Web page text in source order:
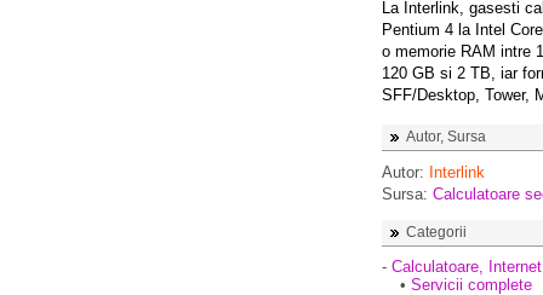
La Interlink, gasesti
Pentium 4 la Intel
o memorie RAM intre
120 GB si 2 TB, iar
SFF/Desktop, Tower,
Autor, Sursa
Autor: Interlink
Sursa: Calculatoare
Categorii
- Calculatoare, Internet
• Servicii complete